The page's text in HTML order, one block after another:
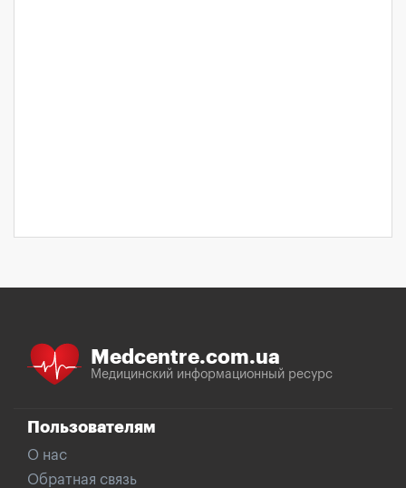
Medcentre.com.ua
Медицинский информационный ресурс
Пользователям
О нас
Обратная связь